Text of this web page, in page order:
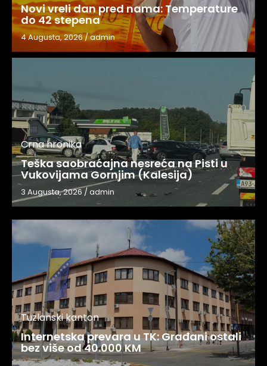
Novi vreli dan pred nama: Temperature
do 42 stepena
4 Augusta, 2026/admin
Crna hronika
Teška saobraćajna nesreća na Pisti u
Vukovijama Gornjim (Kalesija)
3 Augusta, 2026/admin
Tuzlanski kanton
Internetska prevara u TK: Građani ostali
bez više od 40.000 KM